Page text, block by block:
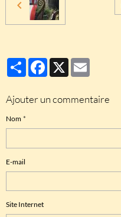
PartagerFacebook
X
Ajouter un commentaire
Nom
E-mail
Site Internet